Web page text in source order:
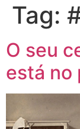
Tag:
O seu
está no